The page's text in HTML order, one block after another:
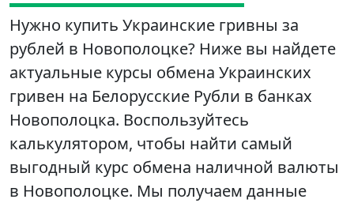
Нужно купить Украинские гривны за
рублей в Новополоцке? Ниже вы найдете
актуальные курсы обмена Украинских
гривен на Белорусские Рубли в банках
Новополоцка. Воспользуйтесь
калькулятором, чтобы найти самый
выгодный курс обмена наличной валюты
в Новополоцке. Мы получаем данные